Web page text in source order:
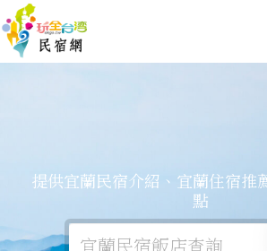
提供宜蘭民宿介紹、宜蘭住宿推
點